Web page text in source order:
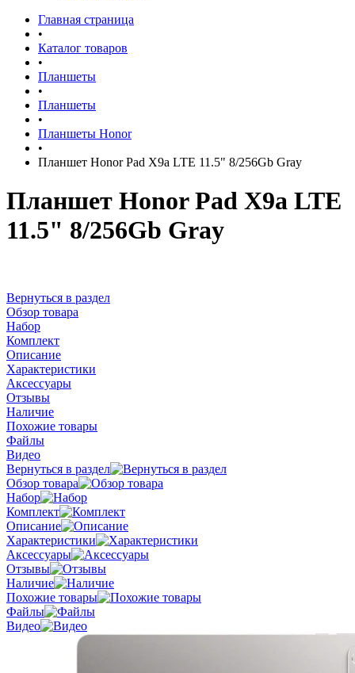
Главная страница
•
Каталог товаров
•
Планшеты
•
Планшеты
•
Планшеты Honor
•
Планшет Honor Pad X9a LTE 11.5" 8/256Gb Gray
Планшет Honor Pad X9a LTE
11.5" 8/256Gb Gray
Вернуться в раздел
Обзор товара
Набор
Комплект
Описание
Характеристики
Аксессуары
Отзывы
Наличие
Похожие товары
Файлы
Видео
Вернуться в раздел
Обзор товара
Набор
Комплект
Описание
Характеристики
Аксессуары
Отзывы
Наличие
Похожие товары
Файлы
Видео